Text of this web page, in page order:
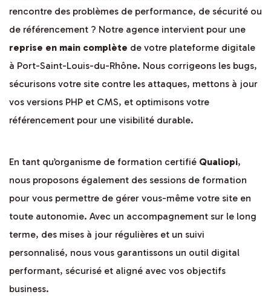
rencontre des problèmes de performance, de sécurité ou
de référencement ? Notre agence intervient pour une
reprise en main complète de votre plateforme digitale
à Port-Saint-Louis-du-Rhône. Nous corrigeons les bugs,
sécurisons votre site contre les attaques, mettons à jour
vos versions PHP et CMS, et optimisons votre
référencement pour une visibilité durable.
En tant qu’organisme de formation certifié Qualiopi,
nous proposons également des sessions de formation
pour vous permettre de gérer vous-même votre site en
toute autonomie. Avec un accompagnement sur le long
terme, des mises à jour régulières et un suivi
personnalisé, nous vous garantissons un outil digital
performant, sécurisé et aligné avec vos objectifs
business.